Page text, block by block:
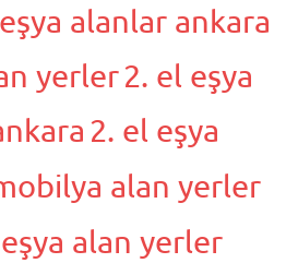
alanlar ankara
yerler2. el eşya
2. el eşya
alan yerler
alan yerler